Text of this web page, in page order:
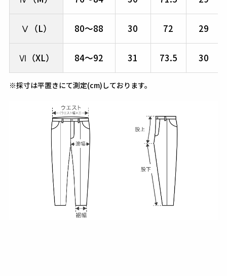
Ⅴ（L） 80～88 30 72 29
Ⅵ（XL） 84～92 31 73.5 30
※採寸は平置きにて測定(cm)しております。